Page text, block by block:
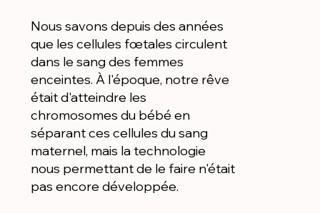
Nous savons depuis des années
que les cellules fœtales circulent
dans le sang des femmes
enceintes. À l'époque, notre rêve
était d'atteindre les
chromosomes du bébé en
séparant ces cellules du sang
maternel, mais la technologie
nous permettant de le faire n'était
pas encore développée.